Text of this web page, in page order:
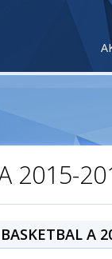
2015-
A